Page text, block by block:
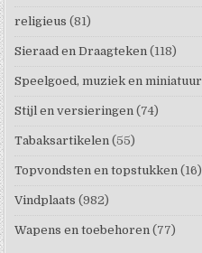
religieus (81)
Sieraad en Draagteken (118)
Speelgoed, muziek en miniatuur
Stijl en versieringen (74)
Tabaksartikelen (55)
Topvondsten en topstukken (16)
Vindplaats (982)
Wapens en toebehoren (77)